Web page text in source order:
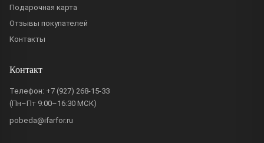
Подарочная карта
Отзывы покупателей
Контакты
Контакт
Телефон: +7 (927) 268-15-33
(Пн–Пт 9:00–16:30 МСК)
pobeda@ifarfor.ru